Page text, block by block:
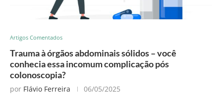
Artigos Comentados
Trauma à órgãos abdominais sólidos – você
conhecia essa incomum complicação pós
colonoscopia?
por Flávio Ferreira 06/05/2025